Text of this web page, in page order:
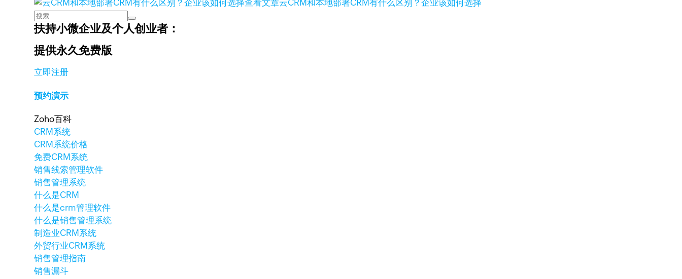
查看文章云CRM和本地部署CRM有什么区别？企业该如何选择
扶持小微企业及个人创业者：
提供永久免费版
立即注册
预约演示
Zoho百科
CRM系统
CRM系统价格
免费CRM系统
销售线索管理软件
销售管理系统
什么是CRM
什么是crm管理软件
什么是销售管理系统
制造业CRM系统
外贸行业CRM系统
销售管理指南
销售漏斗